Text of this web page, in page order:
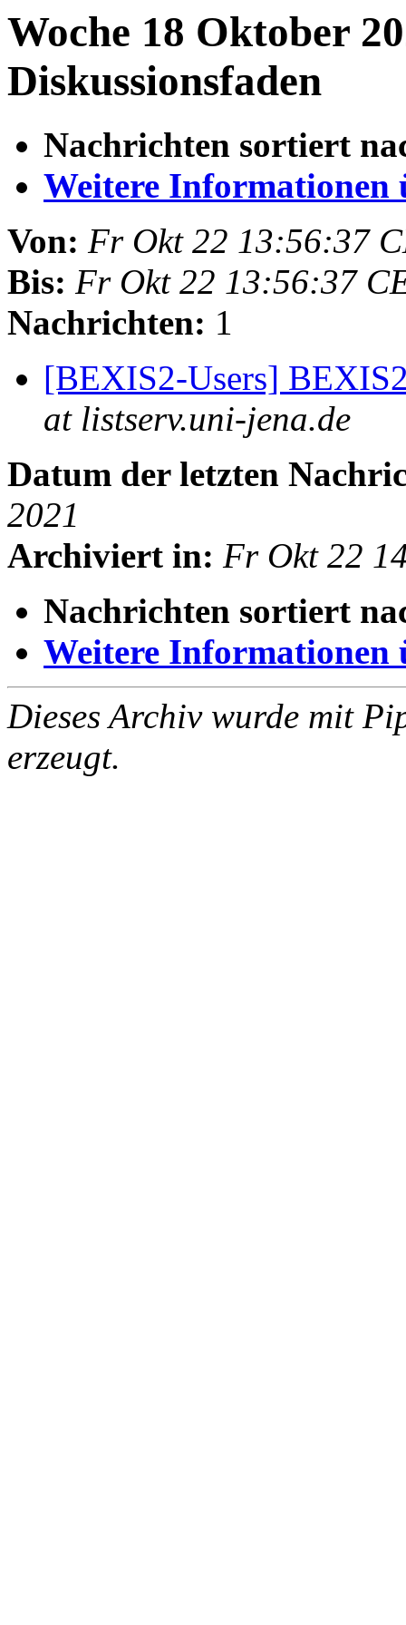
Woche 18 Oktober
Diskussionsfaden
Nachrichten sortiert
Weitere Informationen
Von: Fr Okt 22 13:56:37
Bis: Fr Okt 22 13:56:37
Nachrichten: 1
[BEXIS2-Users]
at listserv.uni-jena.de
Datum der letzten
2021
Archiviert in: Fr Okt 22
Nachrichten sortiert
Weitere Informationen
Dieses Archiv wurde mit
erzeugt.